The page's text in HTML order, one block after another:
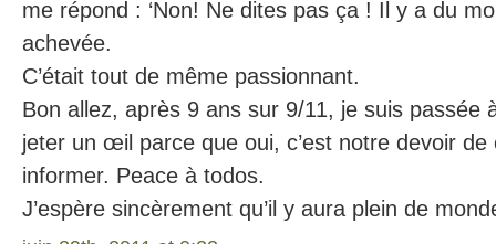
me répond : ‘Non! Ne dites pas ça ! Il y a du
achevée.
C’était tout de même passionnant.
Bon allez, après 9 ans sur 9/11, je suis passée
jeter un œil parce que oui, c’est notre devoir de
informer. Peace à todos.
J’espère sincèrement qu’il y aura plein de